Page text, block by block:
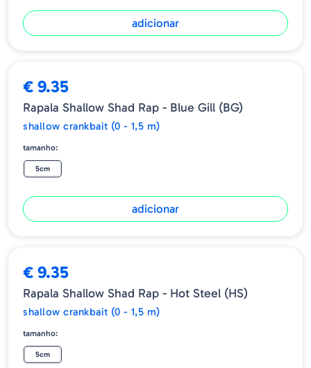
adicionar
€ 9.35
Rapala Shallow Shad Rap - Blue Gill (BG)
shallow crankbait (0 - 1,5 m)
tamanho:
5cm
adicionar
€ 9.35
Rapala Shallow Shad Rap - Hot Steel (HS)
shallow crankbait (0 - 1,5 m)
tamanho:
5cm